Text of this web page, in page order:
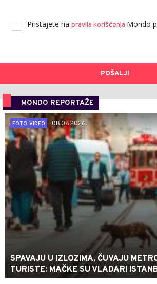
Pristajete na pravila korišćenja Mondo
POŠALJI
MONDO REPORTAŽE
FOTO, VIDEO
08.08.2026.
SPAVAJU U IZLOZIMA, ČUVAJU
TURISTE: MAČKE SU VLADARI